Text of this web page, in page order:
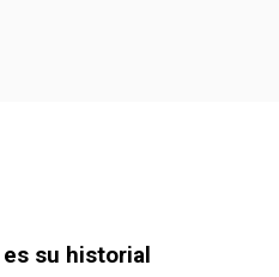
su historial